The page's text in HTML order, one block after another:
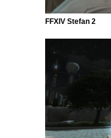
FFXIV Stefan 2